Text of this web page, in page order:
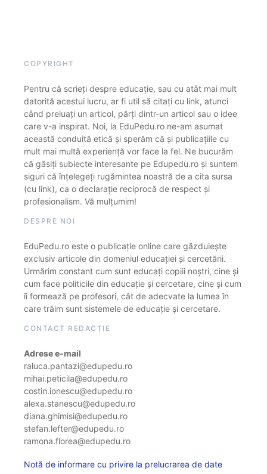
COPYRIGHT
Pentru că scrieți despre educație, sau cu atât mai mult
datorită acestui lucru, ar fi util să citați cu link, atunci
când preluați un articol, părți dintr-un articol sau o idee
care v-a inspirat. Noi, la EduPedu.ro ne-am asumat
această conduită etică și sperăm că și publicațiile cu
mult mai multă experiență vor face la fel. Ne bucurăm
că găsiți subiecte interesante pe Edupedu.ro și suntem
siguri că înțelegeți rugămintea noastră de a cita sursa
(cu link), ca o declarație reciprocă de respect și
profesionalism. Vă mulțumim!
DESPRE NOI
EduPedu.ro este o publicație online care găzduiește
exclusiv articole din domeniul educației și cercetării.
Urmărim constant cum sunt educați copiii noștri, cine și
cum face politicile din educație și cercetare, cine și cum
îi formează pe profesori, cât de adecvate la lumea în
care trăim sunt sistemele de educație și cercetare.
CONTACT REDACȚIE
Adrese e-mail
raluca.pantazi@edupedu.ro
mihai.peticila@edupedu.ro
costin.ionescu@edupedu.ro
alexa.stanescu@edupedu.ro
diana.ghimisi@edupedu.ro
stefan.lefter@edupedu.ro
ramona.florea@edupedu.ro
Notă de informare cu privire la prelucrarea de date